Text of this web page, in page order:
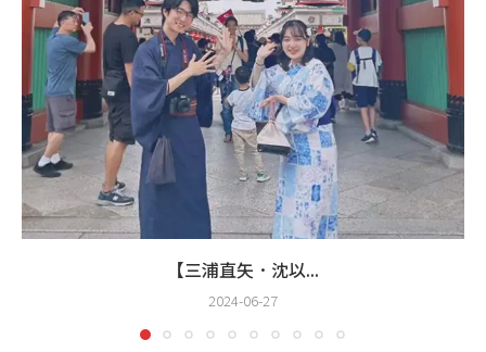
【三浦直矢．沈以...
2024-06-27